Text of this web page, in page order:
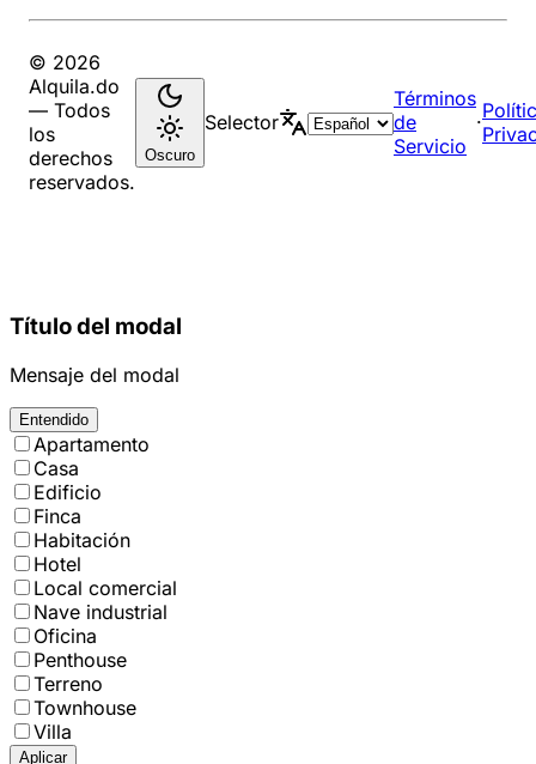
© 2026
Alquila.do
— Todos
los
derechos
reservados.
Oscuro
Selector
Términos
de
Servicio
·
Título del modal
Mensaje del modal
Entendido
Apartamento
Casa
Edificio
Finca
Habitación
Hotel
Local comercial
Nave industrial
Oficina
Penthouse
Terreno
Townhouse
Villa
Aplicar